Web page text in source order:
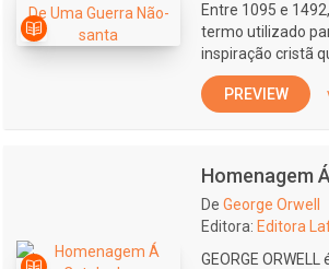
Entre 1095 e
termo utilizado
inspiração cristã
PREVIEW
Homenagem
De George Orwell
Editora: Editora
GEORGE